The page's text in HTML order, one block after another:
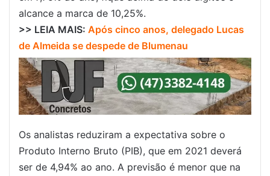
alcance a marca de 10,25%.
>> LEIA MAIS: Após cinco anos, delegado Lucas
de Almeida se despede de Blumenau
Os analistas reduziram a expectativa sobre o
Produto Interno Bruto (PIB), que em 2021 deverá
ser de 4,94% ao ano. A previsão é menor que na